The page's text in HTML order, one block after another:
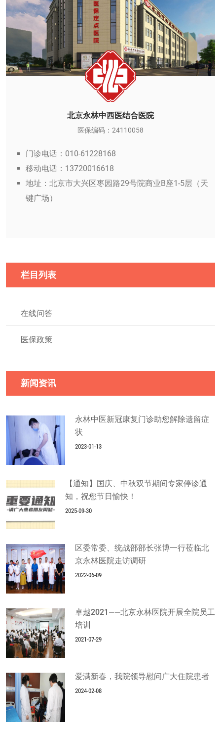
北京永林中西医结合医院
医保编码：24110058
门诊电话：010-61228168
移动电话：13720016618
地址：北京市大兴区枣园路29号院商业B座1-5层（天
键广场）
栏目列表
在线问答
医保政策
新闻资讯
永林中医新冠康复门诊助您解除遗留症
状
2023-01-13
【通知】国庆、中秋双节期间专家停诊通
知，祝您节日愉快！
2025-09-30
区委常委、统战部部长张博一行莅临北
京永林医院走访调研
2022-06-09
卓越2021——北京永林医院开展全院员工
培训
2021-07-29
爱满新春，我院领导慰问广大住院患者
2024-02-08